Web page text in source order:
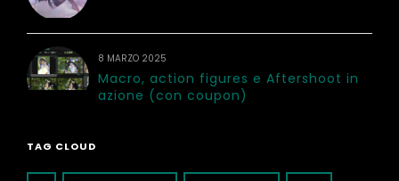
8 MARZO 2025
Macro, action figures e Aftershoot in
azione (con coupon)
TAG CLOUD